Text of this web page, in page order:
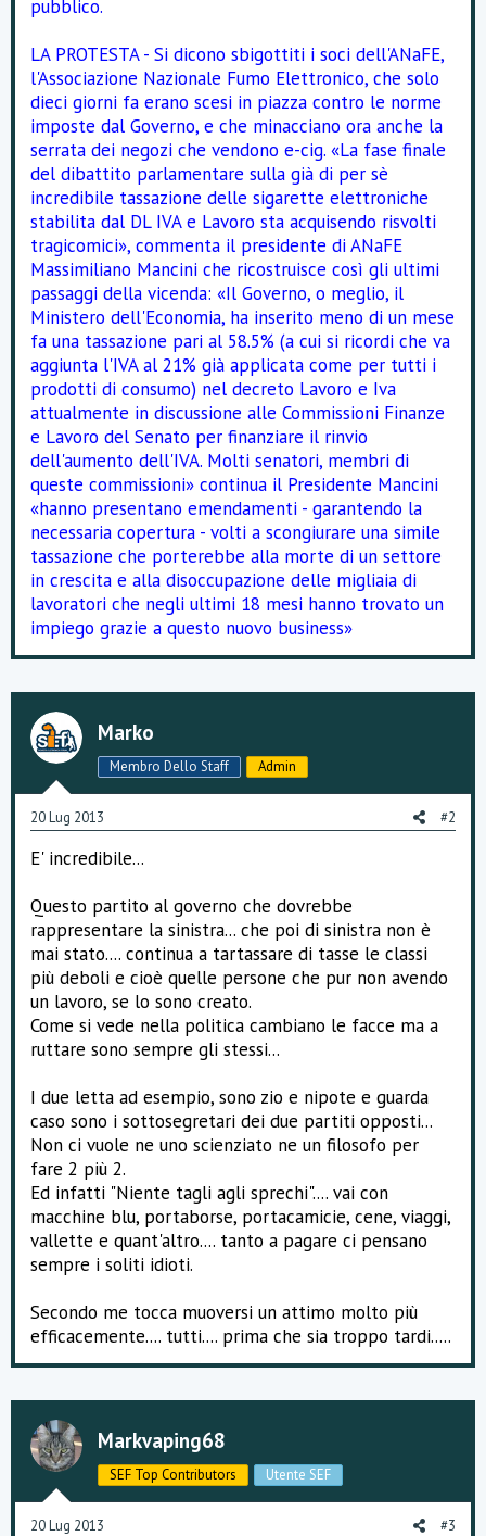
pubblico.
LA PROTESTA - Si dicono sbigottiti i soci dell'ANaFE,
l'Associazione Nazionale Fumo Elettronico, che solo
dieci giorni fa erano scesi in piazza contro le norme
imposte dal Governo, e che minacciano ora anche la
serrata dei negozi che vendono e-cig. «La fase finale
del dibattito parlamentare sulla già di per sè
incredibile tassazione delle sigarette elettroniche
stabilita dal DL IVA e Lavoro sta acquisendo risvolti
tragicomici», commenta il presidente di ANaFE
Massimiliano Mancini che ricostruisce così gli ultimi
passaggi della vicenda: «Il Governo, o meglio, il
Ministero dell'Economia, ha inserito meno di un mese
fa una tassazione pari al 58.5% (a cui si ricordi che va
aggiunta l'IVA al 21% già applicata come per tutti i
prodotti di consumo) nel decreto Lavoro e Iva
attualmente in discussione alle Commissioni Finanze
e Lavoro del Senato per finanziare il rinvio
dell'aumento dell'IVA. Molti senatori, membri di
queste commissioni» continua il Presidente Mancini
«hanno presentano emendamenti - garantendo la
necessaria copertura - volti a scongiurare una simile
tassazione che porterebbe alla morte di un settore
in crescita e alla disoccupazione delle migliaia di
lavoratori che negli ultimi 18 mesi hanno trovato un
impiego grazie a questo nuovo business»
Marko
Membro Dello Staff Admin
20 Lug 2013 #2
E' incredibile...
Questo partito al governo che dovrebbe
rappresentare la sinistra... che poi di sinistra non è
mai stato.... continua a tartassare di tasse le classi
più deboli e cioè quelle persone che pur non avendo
un lavoro, se lo sono creato.
Come si vede nella politica cambiano le facce ma a
ruttare sono sempre gli stessi...
I due letta ad esempio, sono zio e nipote e guarda
caso sono i sottosegretari dei due partiti opposti...
Non ci vuole ne uno scienziato ne un filosofo per
fare 2 più 2.
Ed infatti "Niente tagli agli sprechi".... vai con
macchine blu, portaborse, portacamicie, cene, viaggi,
vallette e quant'altro.... tanto a pagare ci pensano
sempre i soliti idioti.
Secondo me tocca muoversi un attimo molto più
efficacemente.... tutti.... prima che sia troppo tardi.....
Markvaping68
SEF Top Contributors Utente SEF
20 Lug 2013 #3